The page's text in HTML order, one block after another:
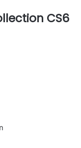
CS6